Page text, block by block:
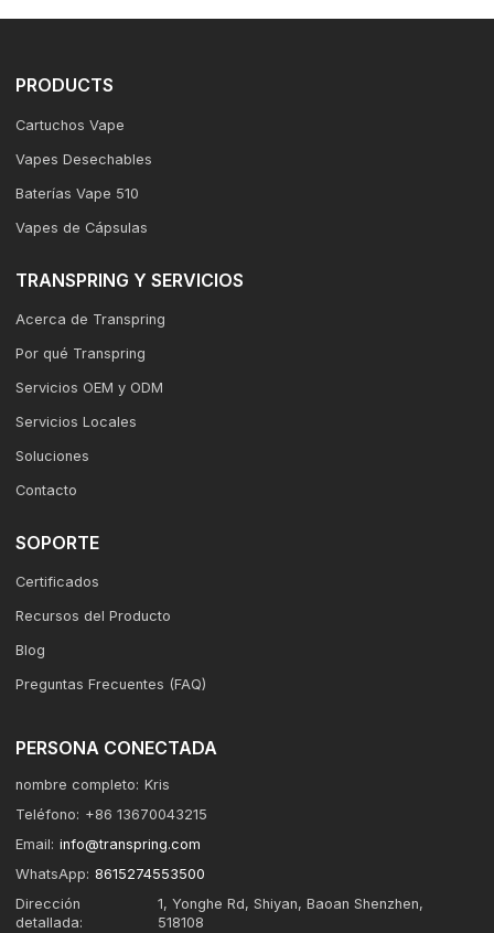
PRODUCTS
Cartuchos Vape
Vapes Desechables
Baterías Vape 510
Vapes de Cápsulas
TRANSPRING Y SERVICIOS
Acerca de Transpring
Por qué Transpring
Servicios OEM y ODM
Servicios Locales
Soluciones
Contacto
SOPORTE
Certificados
Recursos del Producto
Blog
Preguntas Frecuentes (FAQ)
PERSONA CONECTADA
nombre completo: Kris
Teléfono: +86 13670043215
Email: info@transpring.com
WhatsApp: 8615274553500
Dirección
detallada:
1, Yonghe Rd, Shiyan, Baoan Shenzhen,
518108